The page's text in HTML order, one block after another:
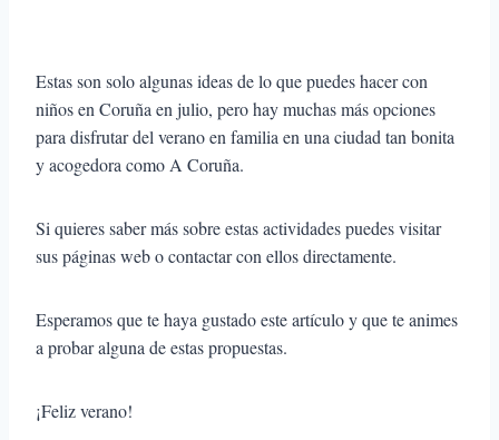
Estas son solo algunas ideas de lo que puedes hacer con
niños en Coruña en julio, pero hay muchas más opciones
para disfrutar del verano en familia en una ciudad tan bonita
y acogedora como A Coruña.
Si quieres saber más sobre estas actividades puedes visitar
sus páginas web o contactar con ellos directamente.
Esperamos que te haya gustado este artículo y que te animes
a probar alguna de estas propuestas.
¡Feliz verano!